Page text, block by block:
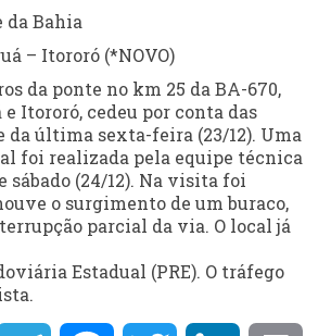
da Bahia
– Itororó (*NOVO)
da ponte no km 25 da BA-670,
Itororó, cedeu por conta das
da última sexta-feira (23/12). Uma
foi realizada pela equipe técnica
sábado (24/12). Na visita foi
o surgimento de um buraco,
parcial da via. O local já
Estadual (PRE). O tráfego